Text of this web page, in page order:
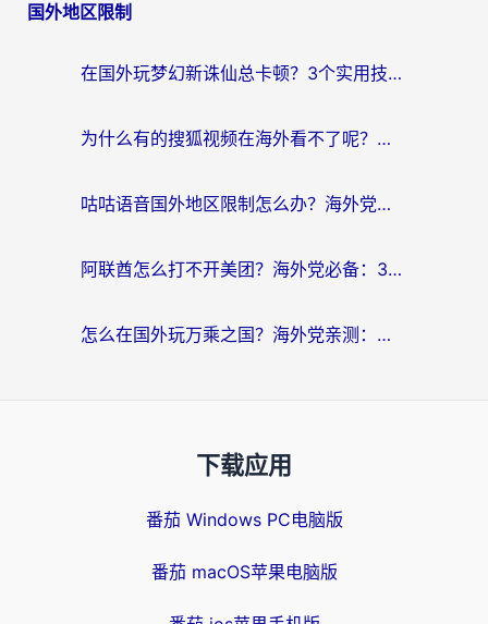
国外地区限制
在国外玩梦幻新诛仙总卡顿？3个实用技巧解决海外党痛点（附回国加速器选择指南）
为什么有的搜狐视频在海外看不了呢？留学生亲测有效的回国加速攻略
咕咕语音国外地区限制怎么办？海外党必备的回国加速器选择指南（附音悦Tai、搜狐视频解决妙招）
阿联酋怎么打不开美团？海外党必备：3步解决回国追剧、看球、刷B站的全部烦恼
怎么在国外玩万乘之国？海外党亲测：突破限制的3个实用技巧
下载应用
番茄 Windows PC电脑版
番茄 macOS苹果电脑版